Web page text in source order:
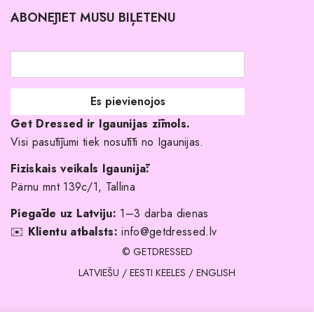
Atgriešanas politika
Līgavas družiņu kleitas
Veikali
Kāpēc izvēlēties mūs?
ABONĒJIET MŪSU BIĻETENU
Get Dressed ir Igaunijas zīmols.
Visi pasūtījumi tiek nosūtīti no Igaunijas.
Fiziskais veikals Igaunijā:
Pärnu mnt 139c/1, Tallina
Piegāde uz Latviju: 1–3 darba dienas
✉️ Klientu atbalsts: info@getdressed.lv
© GETDRESSED
LATVIEŠU / EESTI KEELES / ENGLISH